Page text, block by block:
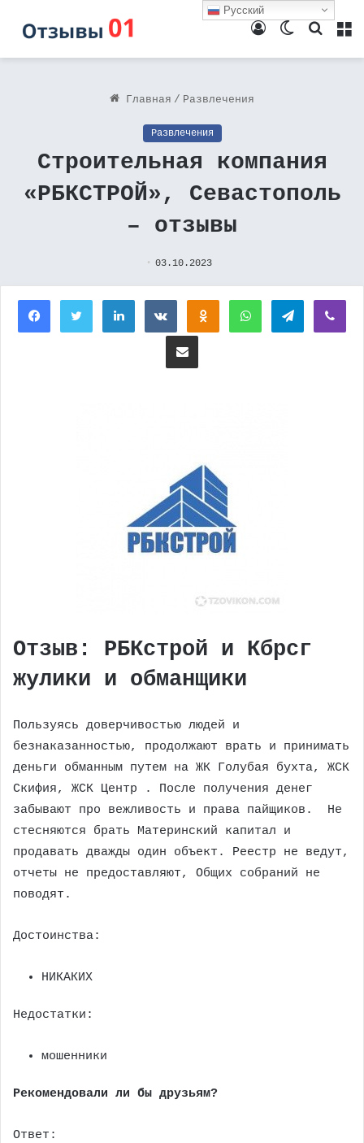
Поиск
Switch
Войти
Главная / Развлечения
Развлечения
Строительная компания
«РБКСТРОЙ», Севастополь
– отзывы
03.10.2023
FacebookTwitterLinkedInВконтактеОдноклассники
WhatsAppTelegram
Поделиться через электронную почту
Отзыв: РБКстрой и Кбрсг
жулики и обманщики
Пользуясь доверчивостью людей и
безнаказанностью, продолжают врать и принимать
деньги обманным путем на ЖК Голубая бухта, ЖСК
Скифия, ЖСК Центр . После получения денег
забывают про вежливость и права пайщиков. Не
стесняются брать Материнский капитал и
продавать дважды один объект. Реестр не ведут,
отчеты не предоставляют, Общих собраний не
поводят.
Достоинства:
НИКАКИХ
Недостатки:
мошенники
Рекомендовали ли бы друзьям?
Ответ:
Русский